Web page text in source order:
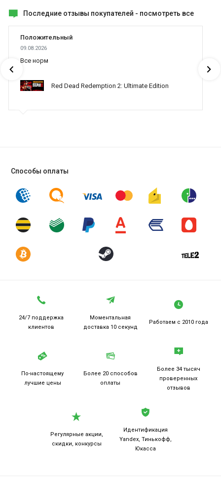
Последние отзывы покупателей - посмотреть все
Положительный
09.08.2026
Все норм
Red Dead Redemption 2: Ultimate Edition
Способы оплаты
24/7 поддержка
клиентов
Моментальная
доставка 10 секунд
Работаем с 2010 года
По-настоящему
лучшие цены
Более 20 способов
оплаты
Более 34 тысяч
проверенных
отзывов
Регулярные акции,
скидки, конкурсы
Идентификация
Yandex, Тинькофф,
Юкасса